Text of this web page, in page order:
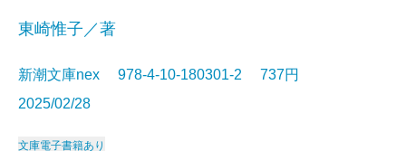
東崎惟子／著
新潮文庫nex 978-4-10-180301-2 737円
2025/02/28
文庫電子書籍あり